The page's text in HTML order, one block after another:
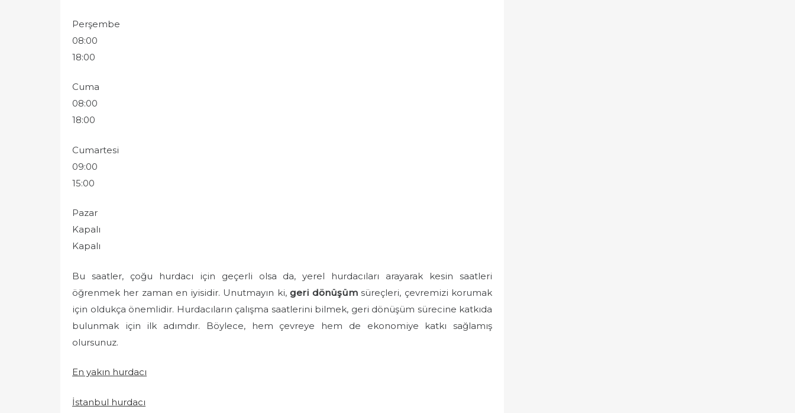
Perşembe
08:00
18:00
Cuma
08:00
18:00
Cumartesi
09:00
15:00
Pazar
Kapalı
Kapalı
Bu saatler, çoğu hurdacı için geçerli olsa da, yerel hurdacıları arayarak kesin saatleri
öğrenmek her zaman en iyisidir. Unutmayın ki, geri dönüşüm süreçleri, çevremizi korumak
için oldukça önemlidir. Hurdacıların çalışma saatlerini bilmek, geri dönüşüm sürecine katkıda
bulunmak için ilk adımdır. Böylece, hem çevreye hem de ekonomiye katkı sağlamış
olursunuz.
En yakın hurdacı
İstanbul hurdacı